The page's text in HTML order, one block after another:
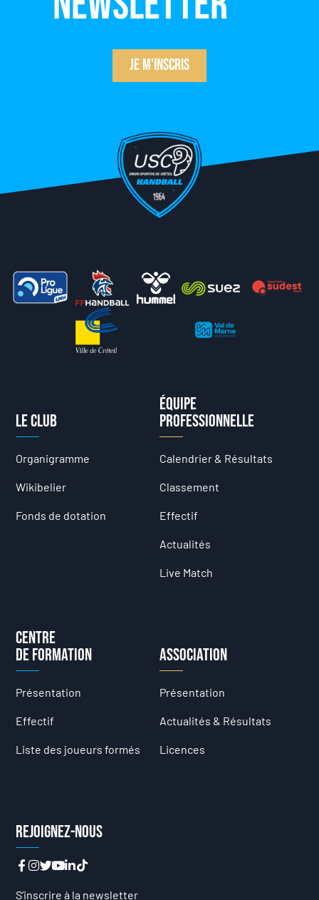
Je m'inscris
Le club
Organigramme
Wikibelier
Fonds de dotation
Équipe
professionnelle
Calendrier & Résultats
Classement
Effectif
Actualités
Live Match
Centre
de formation
Présentation
Effectif
Liste des joueurs formés
Association
Présentation
Actualités & Résultats
Licences
Rejoignez-nous
S’inscrire à la newsletter